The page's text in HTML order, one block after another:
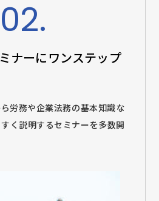
02.
ナーにワンステップ
労務や企業法務の基本知識な
く説明するセミナーを多数開